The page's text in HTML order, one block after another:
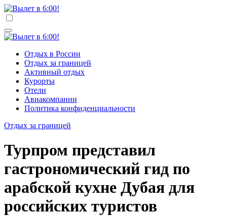
Перейти
к
Генеральный директор: Чернокоз Ольга Валерьевна
Учредитель ООО "Клуб регионов", ИНН 6685155934
Генеральный директор: Чернокоз Ольга Валерьевна
info@gosrf.ru +7 (495) 920-51-49
Отдых в России
Отдых за границей
Активный отдых
Курорты
Отели
Авиакомпании
Политика конфиденциальности
Отдых за границей
Турпром представил
гастрономический гид по
арабской кухне Дубая для
российских туристов